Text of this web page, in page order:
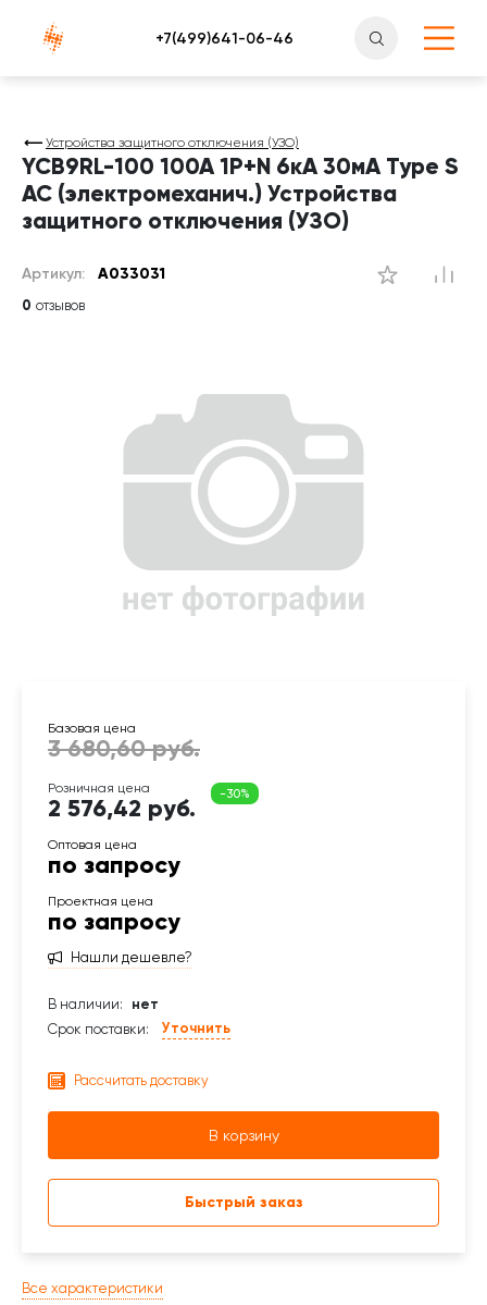
Атлантснаб
Устройства защитного отключения (УЗО)
YCB9RL-100 100A 1P+N 6кА 30мА Type S
AC (электромеханич.) Устройства
защитного отключения (УЗО)
Артикул: A033031
Все характеристики
2 576,42 руб.
по запросу
по запросу
Нашли дешевле?
В наличии:
нет
Срок поставки:
Уточнить
Рассчитать доставку
В корзину
Быстрый заказ